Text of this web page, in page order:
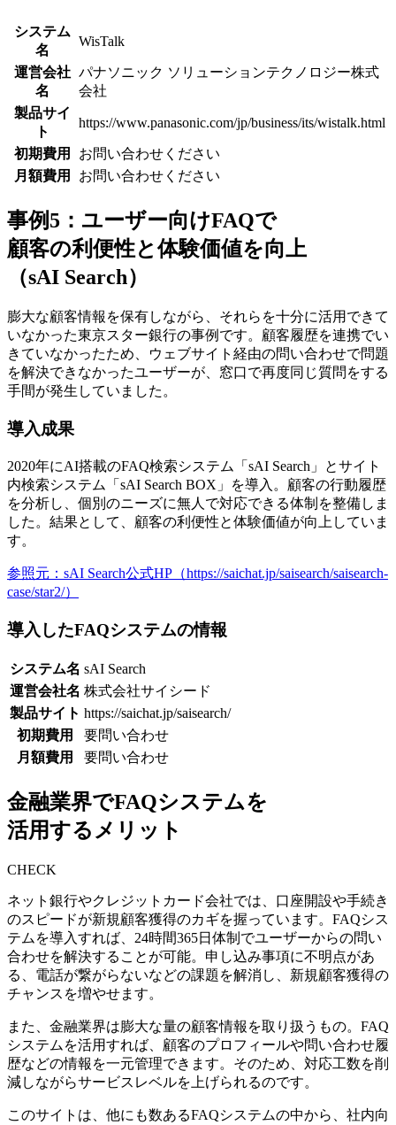
システム
名
WisTalk
運営会社
名
パナソニック ソリューションテクノロジー株式
会社
製品サイ
ト
https://www.panasonic.com/jp/business/its/wistalk.html
初期費用
お問い合わせください
月額費用
お問い合わせください
事例5：ユーザー向けFAQで
顧客の利便性と体験価値を向上
（sAI Search）
膨大な顧客情報を保有しながら、それらを十分に活用できて
いなかった東京スター銀行の事例です。顧客履歴を連携でい
きていなかったため、ウェブサイト経由の問い合わせで問題
を解決できなかったユーザーが、 窓口で再度同じ質問をする
手間が発生 していました。
導入成果
2020年にAI搭載のFAQ検索システム「sAI Search」とサイト
内検索システム「sAI Search BOX」を導入。 顧客の行動履歴
を分析し、個別のニーズに無人で対応できる体制を整備しま
した。結果として、顧客の利便性と体験価値が向上していま
す。
参照元：sAI Search公式HP（https://saichat.jp/saisearch/saisearch-
case/star2/）
導入したFAQシステムの情報
システム名 sAI Search
運営会社名 株式会社サイシード
製品サイト https://saichat.jp/saisearch/
初期費用
要問い合わせ
月額費用
要問い合わせ
金融業界でFAQシステムを
活用するメリット
CHECK
ネット銀行やクレジットカード会社では、 口座開設や手続き
のスピードが新規顧客獲得のカギを握っています。FAQシス
テムを導入すれば、 24時間365日体制でユーザーからの問い
合わせを解決することが可能。申し込み事項に不明点があ
る、電話が繋がらないなどの課題を解消し、新規顧客獲得の
チャンスを増やせます。
また、金融業界は膨大な量の顧客情報を取り扱うもの。FAQ
システムを活用すれば、 顧客のプロフィールや問い合わせ履
歴などの情報を一元管理できます。そのため、対応工数を削
減しながらサービスレベルを上げられるのです。
このサイトは、他にも数あるFAQシステムの中から、社内向